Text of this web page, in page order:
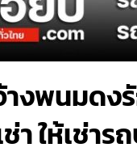
งพนมดง
ช่า ให้เช่า